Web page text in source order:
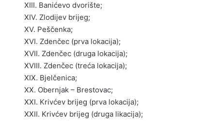
XIII. Banićevo dvorište;
XIV. Zlodijev brijeg;
XV. Peščenka;
XVI. Zdenčec (prva lokacija);
XVII. Zdenčec (druga lokacija);
XVIII. Zdenčec (treća lokacija);
XIX. Bjelčenica;
XX. Obernjak – Brestovac;
XXI. Krivćev brijeg (prva lokacija);
XXII. Krivćev brijeg (druga likacija);